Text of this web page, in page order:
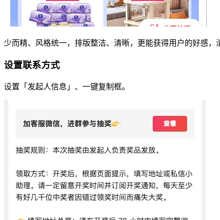
少而精、风格统一，排版整洁、清晰，更能获得用户的好感，
设置联系方式
设置「发起人信息」、一键复制框。